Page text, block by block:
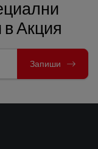
Акция
Запиши